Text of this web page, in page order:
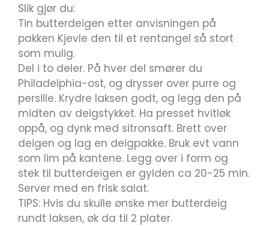
Slik gjør du:
Tin butterdeigen etter anvisningen på
pakken Kjevle den til et rentangel så stort
som mulig.
Del i to deler. På hver del smører du
Philadelphia-ost, og drysser over purre og
persille. Krydre laksen godt, og legg den på
midten av deigstykket. Ha presset hvitløk
oppå, og dynk med sitronsaft. Brett over
deigen og lag en deigpakke. Bruk evt vann
som lim på kantene. Legg over i form og
stek til butterdeigen er gylden ca 20-25 min.
Server med en frisk salat.
TIPS: Hvis du skulle ønske mer butterdeig
rundt laksen, øk da til 2 plater.